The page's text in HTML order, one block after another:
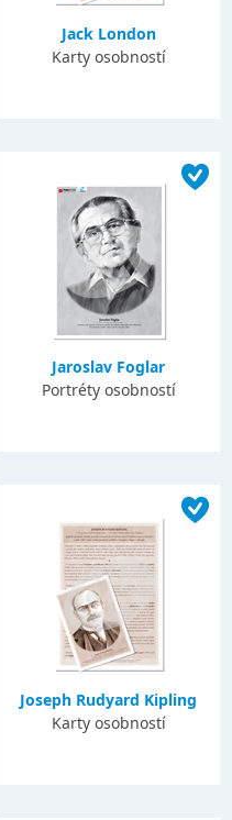
Jack London
Karty osobností
Jaroslav Foglar
Portréty osobností
Joseph Rudyard Kipling
Karty osobností